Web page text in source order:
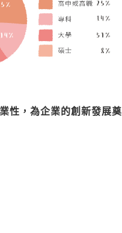
性，為企業的創新發展奠